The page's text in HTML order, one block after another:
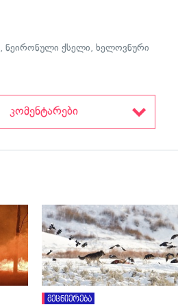
,ნეირონული ქსელი,ხელოვნური
კომენტარები
გადახედვა
მეცნიერება